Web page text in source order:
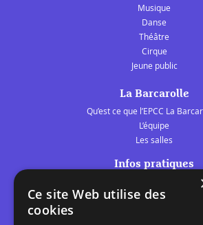
Musique
Danse
Théâtre
Cirque
Jeune public
La Barcarolle
Qu’est ce que l’EPCC La
L’équipe
Les salles
Infos pratiques
Les belles scènes
Ce site Web utilise des
cookies